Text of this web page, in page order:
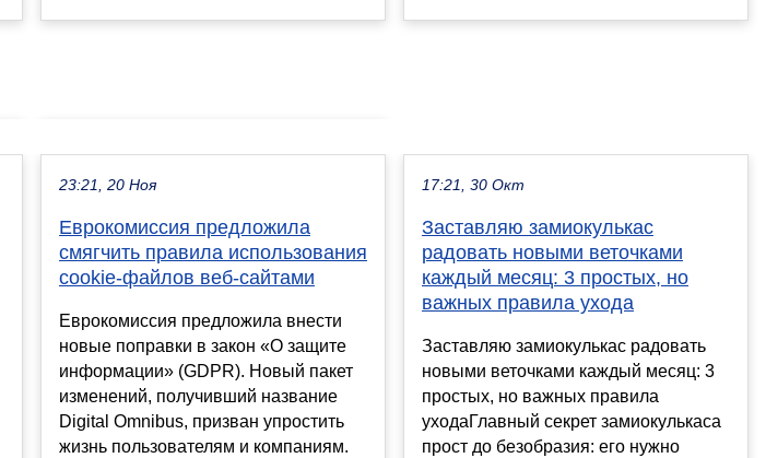
23:21, 20 Ноя
Еврокомиссия предложила
смягчить правила использования
cookie-файлов веб-сайтами
Еврокомиссия предложила внести
новые поправки в закон «О защите
информации» (GDPR). Новый пакет
изменений, получивший название
Digital Omnibus, призван упростить
жизнь пользователям и компаниям.
17:21, 30 Окт
Заставляю замиокулькас
радовать новыми веточками
каждый месяц: 3 простых, но
важных правила ухода
Заставляю замиокулькас радовать
новыми веточками каждый месяц: 3
простых, но важных правила
уходаГлавный секрет замиокулькаса
прост до безобразия: его нужно